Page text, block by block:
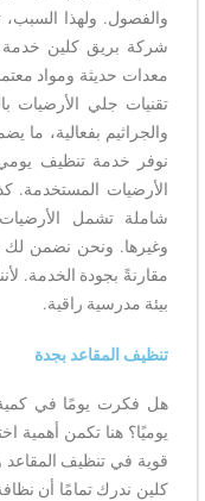
والفصول. ولهذا
شركة بريق كلين خدمة
معدات حديثة ومواد
تقنيات جلي الأرضيات
والجراثيم بفعالية، ما
نوفر خدمة تنظيف
الأرضيات المستخدمة.
شاملة تشمل الأرضيات
وغيرها. ونحن نضمن لك
مقارنةً بجودة الخدمة.
بيئة مدرسية راقية.
تنظيف المقاعد بجدة
هل فكرت يومًا في كمية
يوميًا؟ هنا تكمن أهمية
قوية في تنظيف
كلين ندرك تمامًا أن